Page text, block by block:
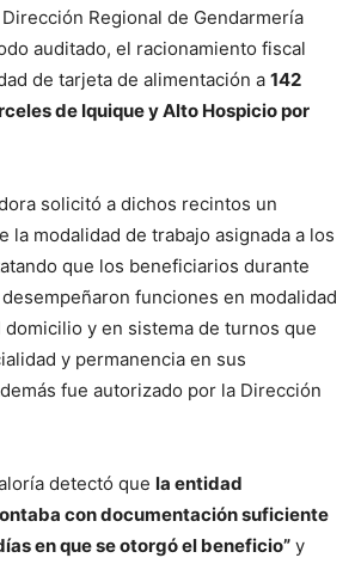
Regional de Gendarmería
auditado, el racionamiento fiscal
de tarjeta de alimentación a 142
de Iquique y Alto Hospicio por
solicitó a dichos recintos un
la modalidad de trabajo asignada a los
que los beneficiarios durante
funciones en modalidad
y en sistema de turnos que
y permanencia en sus
fue autorizado por la Dirección
detectó que la entidad
con documentación suficiente
en que se otorgó el beneficio” y